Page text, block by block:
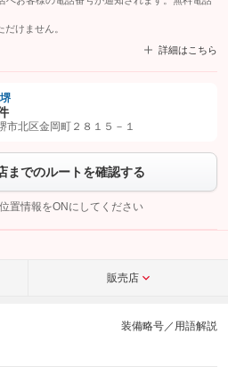
けません。
詳細はこちら
友だち追加してから「許可する」ボタンを押
をタップして問い合わせを
こちら
市北区金岡町２８１５－１
までのルートを確認する
置情報をONにしてください
販売店
装備略号／用語解説